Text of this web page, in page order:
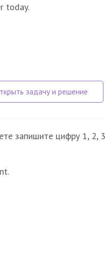
today.
запишите цифру 1, 2,